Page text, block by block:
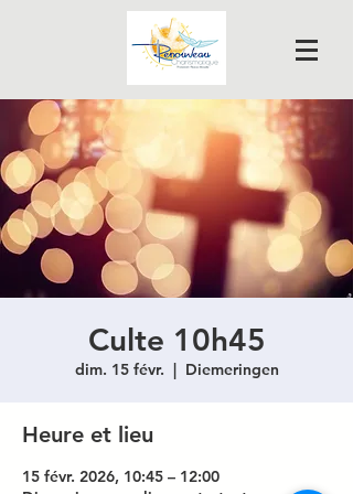
Culte 10h45
dim. 15 févr.
  |
Diemeringen
Heure et lieu
15 févr. 2026, 10:45 – 12:00